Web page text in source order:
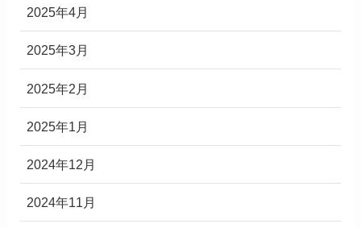
2025年4月
2025年3月
2025年2月
2025年1月
2024年12月
2024年11月